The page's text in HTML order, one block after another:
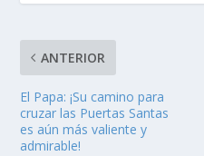
ANTERIOR
El Papa: ¡Su camino para
cruzar las Puertas Santas
es aún más valiente y
admirable!